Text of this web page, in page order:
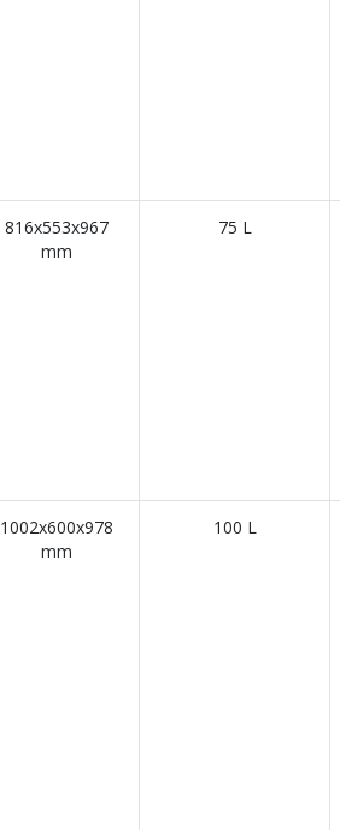
816x553x967
mm
75 L
1002x600x978
mm
100 L